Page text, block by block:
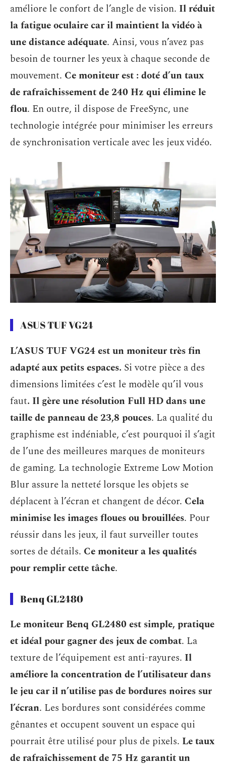
améliore le confort de l’angle de vision. Il réduit
la fatigue oculaire car il maintient la vidéo à
une distance adéquate. Ainsi, vous n’avez pas
besoin de tourner les yeux à chaque seconde de
mouvement. Ce moniteur est : doté d’un taux
de rafraîchissement de 240 Hz qui élimine le
flou. En outre, il dispose de FreeSync, une
technologie intégrée pour minimiser les erreurs
de synchronisation verticale avec les jeux vidéo.
ASUS TUF VG24
L’ASUS TUF VG24 est un moniteur très fin
adapté aux petits espaces. Si votre pièce a des
dimensions limitées c’est le modèle qu’il vous
faut. Il gère une résolution Full HD dans une
taille de panneau de 23,8 pouces. La qualité du
graphisme est indéniable, c’est pourquoi il s’agit
de l’une des meilleures marques de moniteurs
de gaming. La technologie Extreme Low Motion
Blur assure la netteté lorsque les objets se
déplacent à l’écran et changent de décor. Cela
minimise les images floues ou brouillées. Pour
réussir dans les jeux, il faut surveiller toutes
sortes de détails. Ce moniteur a les qualités
pour remplir cette tâche.
Benq GL2480
Le moniteur Benq GL2480 est simple, pratique
et idéal pour gagner des jeux de combat. La
texture de l’équipement est anti-rayures. Il
améliore la concentration de l’utilisateur dans
le jeu car il n’utilise pas de bordures noires sur
l’écran. Les bordures sont considérées comme
gênantes et occupent souvent un espace qui
pourrait être utilisé pour plus de pixels. Le taux
de rafraîchissement de 75 Hz garantit un